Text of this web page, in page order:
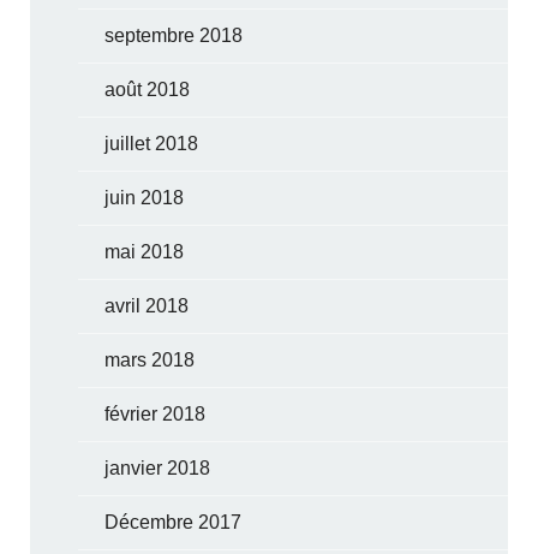
septembre 2018
août 2018
juillet 2018
juin 2018
mai 2018
avril 2018
mars 2018
février 2018
janvier 2018
Décembre 2017